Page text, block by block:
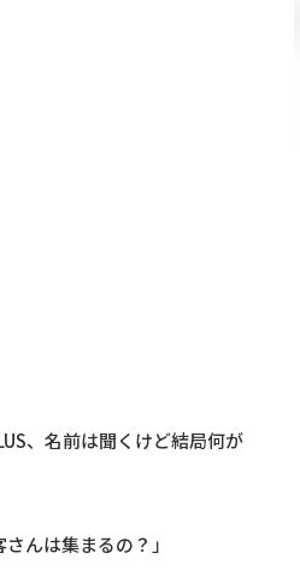
、名前は聞くけど結局何が
んは集まるの？」